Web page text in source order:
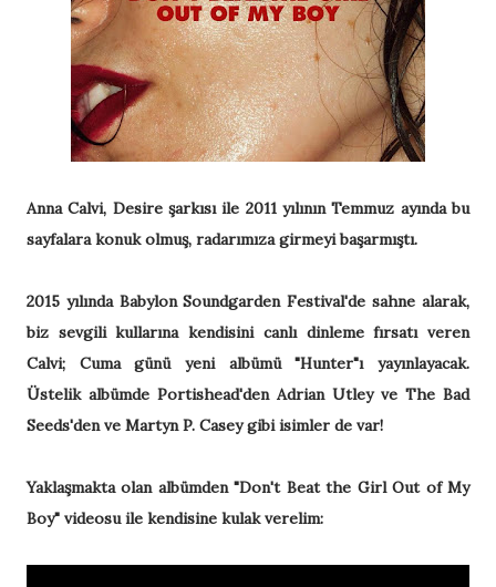
Anna Calvi, Desire şarkısı ile 2011 yılının Temmuz ayında bu
sayfalara konuk olmuş, radarımıza girmeyi başarmıştı.
2015 yılında Babylon Soundgarden Festival'de sahne alarak,
biz sevgili kullarına kendisini canlı dinleme fırsatı veren
Calvi; Cuma günü yeni albümü "Hunter"ı yayınlayacak.
Üstelik albümde Portishead'den Adrian Utley ve The Bad
Seeds'den ve Martyn P. Casey gibi isimler de var!
Yaklaşmakta olan albümden "Don't Beat the Girl Out of My
Boy" videosu ile kendisine kulak verelim: